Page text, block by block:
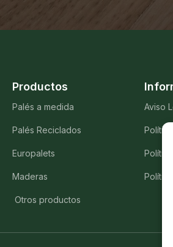
Productos
Palés a medida
Palés Reciclados
Europalets
Maderas
Otros productos
Aviso